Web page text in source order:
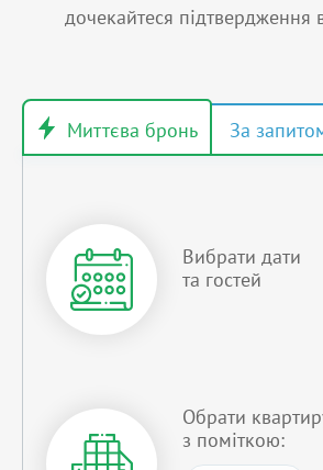
дочекайтеся підтвердження
Вибрати дати
та гостей
Обрати
з поміткою: